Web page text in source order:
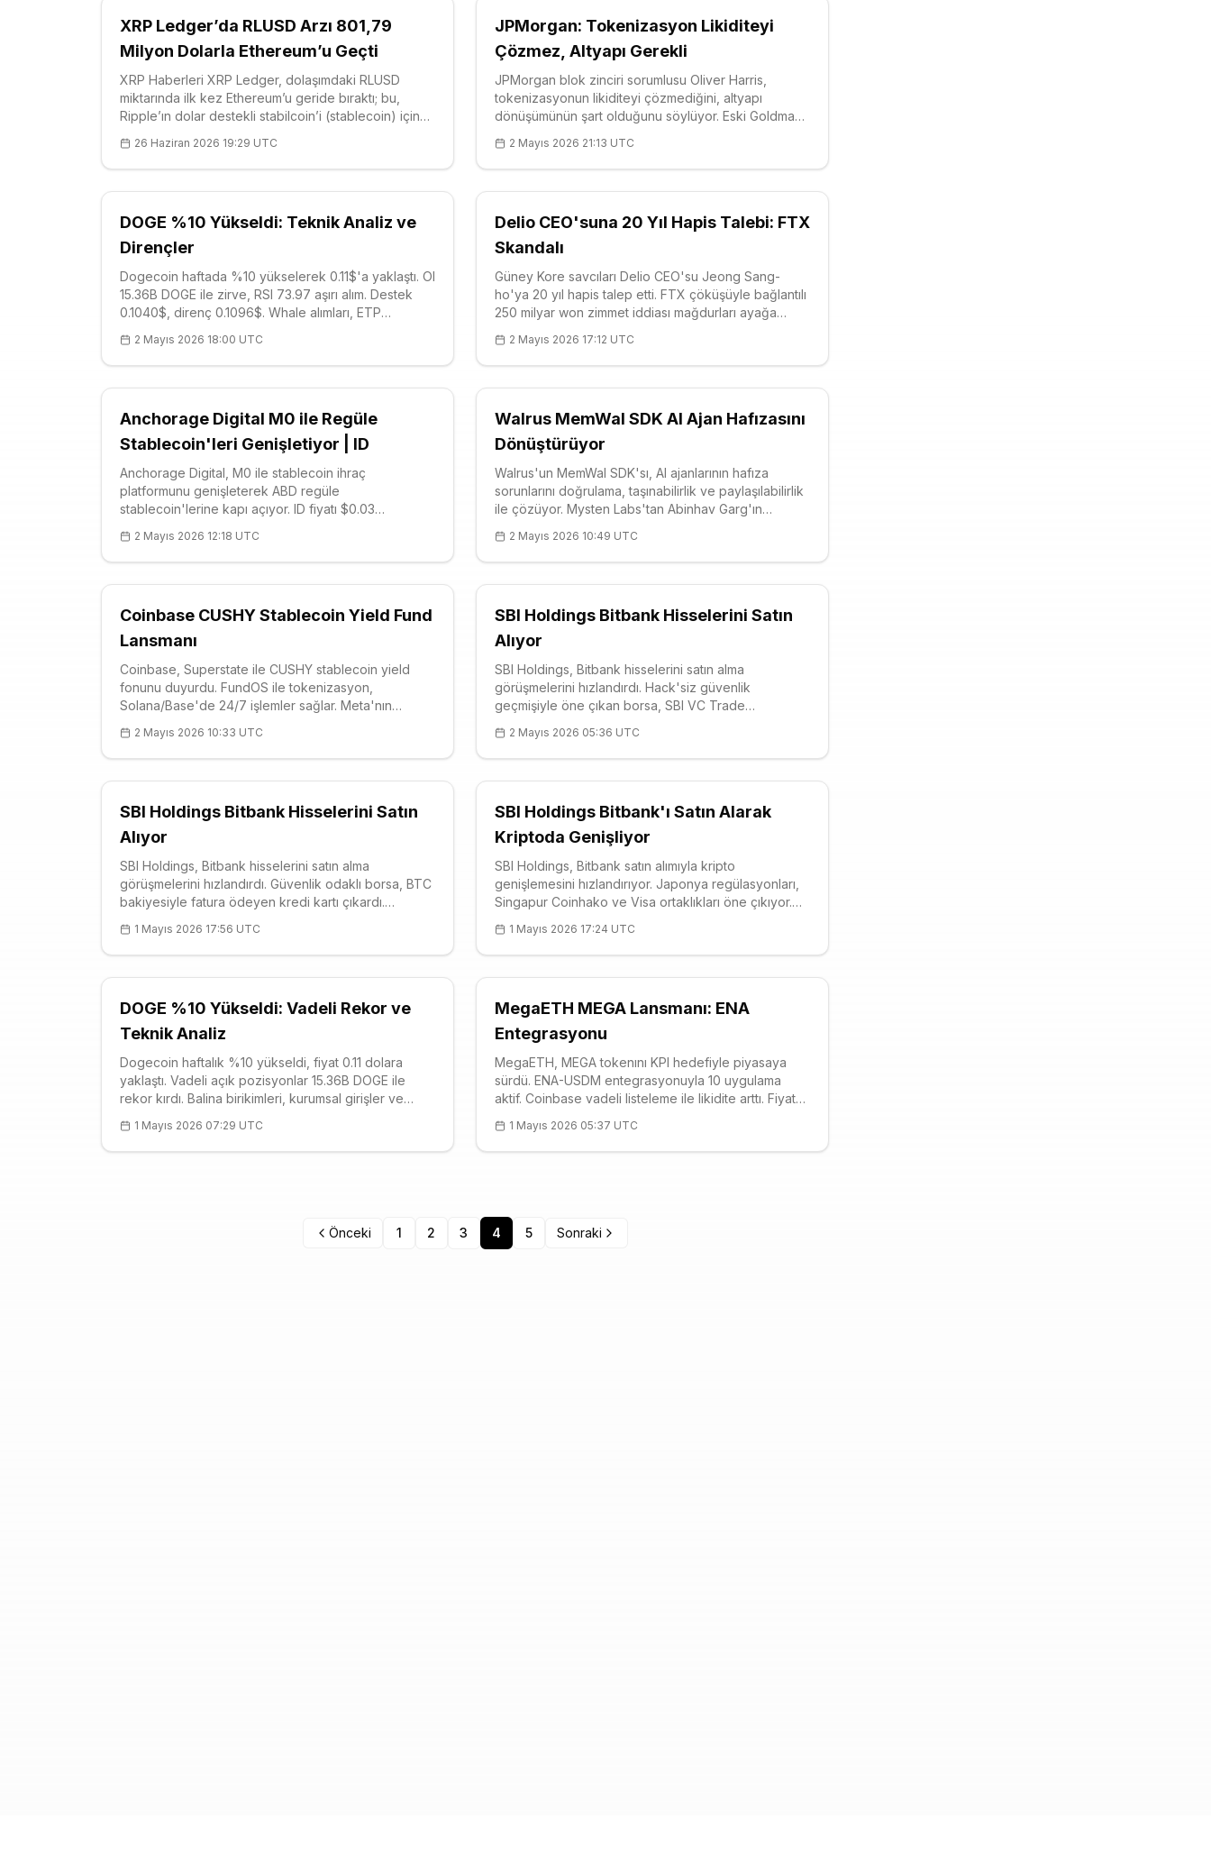
XRP Ledger’da RLUSD Arzı 801,79
Milyon Dolarla Ethereum’u Geçti
XRP Haberleri XRP Ledger, dolaşımdaki RLUSD
miktarında ilk kez Ethereum’u geride bıraktı; bu,
Ripple’ın dolar destekli stabilcoin’i (stablecoin) için
26 Haziran 2026 19:29 UTC
JPMorgan: Tokenizasyon Likiditeyi
Çözmez, Altyapı Gerekli
JPMorgan blok zinciri sorumlusu Oliver Harris,
tokenizasyonun likiditeyi çözmediğini, altyapı
dönüşümünün şart olduğunu söylüyor. Eski Goldman
Consensus'ta vurguladı. Arda girişiminden edindiği
deneyimle RWAs için en iyi dönemin başladığını
belirtiyor. Blockchain, finansı baştan kurabilir.
2 Mayıs 2026 21:13 UTC
DOGE %10 Yükseldi: Teknik Analiz ve
Dirençler
Dogecoin haftada %10 yükselerek 0.11$'a yaklaştı. OI
15.36B DOGE ile zirve, RSI 73.97 aşırı alım. Destek
0.1040$, direnç 0.1096$. Whale alımları, ETP
gerilerken DOGE öne çıkıyor. Teknik detaylar ve
riskler burada.
2 Mayıs 2026 18:00 UTC
Delio CEO'suna 20 Yıl Hapis Talebi: FTX
Skandalı
Güney Kore savcıları Delio CEO'su Jeong Sang-
ho'ya 20 yıl hapis talep etti. FTX çöküşüyle bağlantılı
250 milyar won zimmet iddiası mağdurları ayağa
Karar 16 Temmuz'da.
2 Mayıs 2026 17:12 UTC
Anchorage Digital M0 ile Regüle
Stablecoin'leri Genişletiyor | ID
Anchorage Digital, M0 ile stablecoin ihraç
platformunu genişleterek ABD regüle
stablecoin'lerine kapı açıyor. ID fiyatı $0.03
kurumsal ölçeklenme hızlanıyor. Detaylı teknik analiz
ve ortaklık etkileri.
2 Mayıs 2026 12:18 UTC
Walrus MemWal SDK AI Ajan Hafızasını
Dönüştürüyor
Walrus'un MemWal SDK'sı, AI ajanlarının hafıza
sorunlarını doğrulama, taşınabilirlik ve paylaşılabilirlik
ile çözüyor. Mysten Labs'tan Abinhav Garg'ın
$0.07, downtrend) zenginleştirildi. Dağıtık depolama,
gizlilik ve yeni senaryolar ajan güvenilirliğini artırıyor.
2 Mayıs 2026 10:49 UTC
Coinbase CUSHY Stablecoin Yield Fund
Lansmanı
Coinbase, Superstate ile CUSHY stablecoin yield
fonunu duyurdu. FundOS ile tokenizasyon,
Solana/Base'de 24/7 işlemler sağlar. Meta'nın
destek/direnç seviyeleri: S1 $0.2889, R1 $0.2920.
Kurumsal DeFi entegrasyonu hızlanıyor.
2 Mayıs 2026 10:33 UTC
SBI Holdings Bitbank Hisselerini Satın
Alıyor
SBI Holdings, Bitbank hisselerini satın alma
görüşmelerini hızlandırdı. Hack'siz güvenlik
geçmişiyle öne çıkan borsa, SBI VC Trade
özelliği ve Japon konsolidasyonu detayları.
2 Mayıs 2026 05:36 UTC
SBI Holdings Bitbank Hisselerini Satın
Alıyor
SBI Holdings, Bitbank hisselerini satın alma
görüşmelerini hızlandırdı. Güvenlik odaklı borsa, BTC
bakiyesiyle fatura ödeyen kredi kartı çıkardı.
entegrasyonu öne çıkıyor.
1 Mayıs 2026 17:56 UTC
SBI Holdings Bitbank'ı Satın Alarak
Kriptoda Genişliyor
SBI Holdings, Bitbank satın alımıyla kripto
genişlemesini hızlandırıyor. Japonya regülasyonları,
Singapur Coinhako ve Visa ortaklıkları öne çıkıyor.
(+1.92%), güçlü destek $1.3359. Geleneksel finans
entegrasyonu rekabeti artırıyor.
1 Mayıs 2026 17:24 UTC
DOGE %10 Yükseldi: Vadeli Rekor ve
Teknik Analiz
Dogecoin haftalık %10 yükseldi, fiyat 0.11 dolara
yaklaştı. Vadeli açık pozisyonlar 15.36B DOGE ile
rekor kırdı. Balina birikimleri, kurumsal girişler ve
overbought, güçlü destek 0.1040. Likidasyon riski
artıyor.
1 Mayıs 2026 07:29 UTC
MegaETH MEGA Lansmanı: ENA
Entegrasyonu
MegaETH, MEGA tokenını KPI hedefiyle piyasaya
sürdü. ENA-USDM entegrasyonuyla 10 uygulama
aktif. Coinbase vadeli listeleme ile likidite arttı. Fiyat
model sektörü şekillendiriyor.
1 Mayıs 2026 05:37 UTC
Önceki 1 2 3 4 5 Sonraki